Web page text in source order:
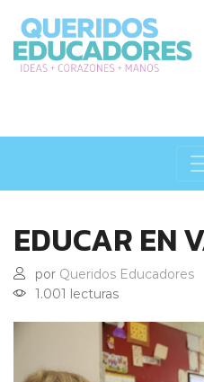
EDUCAR EN
por Queridos Educadores
1.001 lecturas